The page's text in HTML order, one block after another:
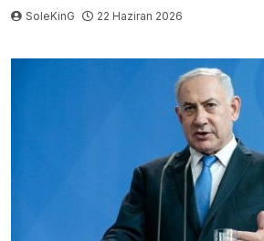
SoleKinG 22 Haziran 2026